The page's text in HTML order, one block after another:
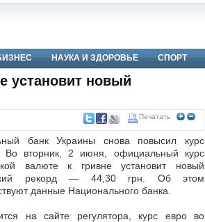
НАУКА И ЗДОРОВЬЕ СПОРТ
установит новый
Печатать
банк Украины снова повысил курс
Во вторник, 2 июня, официальный курс
валюте к гривне установит новый
рекорд — 44,30 грн. Об этом
данные Национального банка.
на сайте регулятора, курс евро во